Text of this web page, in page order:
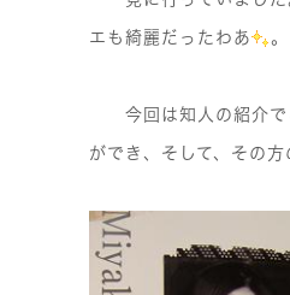
エも綺麗だったわあ 。
今回は知人の紹介で
ができ、そして、そ